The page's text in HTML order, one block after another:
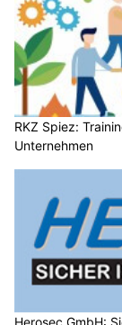
RKZ Spiez:
Unternehmen